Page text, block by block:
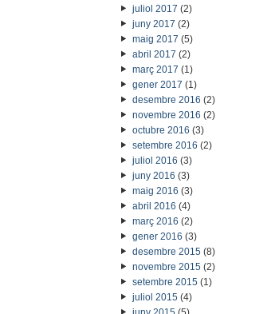
juliol 2017 (2)
juny 2017 (2)
maig 2017 (5)
abril 2017 (2)
març 2017 (1)
gener 2017 (1)
desembre 2016 (2)
novembre 2016 (2)
octubre 2016 (3)
setembre 2016 (2)
juliol 2016 (3)
juny 2016 (3)
maig 2016 (3)
abril 2016 (4)
març 2016 (2)
gener 2016 (3)
desembre 2015(8)
novembre 2015(2)
setembre 2015(1)
juliol 2015(4)